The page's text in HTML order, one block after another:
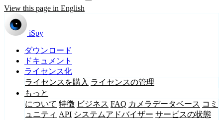
View this page in English
iSpy
ダウンロード
ドキュメント
ライセンス化
ライセンスを購入 ライセンスの管理
もっと
について 特徴 ビジネス FAQ カメラデータベース コミ
ュニティ API システムアドバイザー サービスの状態